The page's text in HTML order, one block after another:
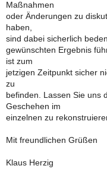
Maßnahmen
oder Änderungen zu
haben,
sind dabei sicherlich
gewünschten Ergebnis
ist zum
jetzigen Zeitpunkt sicher
zu
befinden. Lassen Sie uns
Geschehen im
einzelnen zu
Mit freundlichen Grüßen
Klaus Herzig